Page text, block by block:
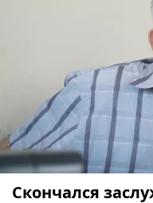
Скончался